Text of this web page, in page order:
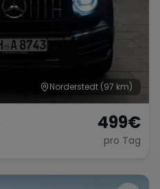
Norderstedt (97 km)
499€
pro Tag